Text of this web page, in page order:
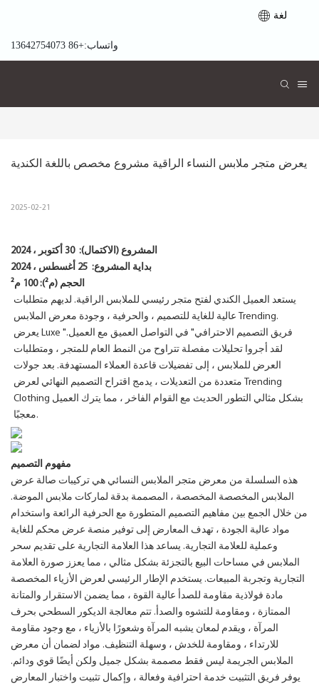
لغة
واتساب:+86 13642754073
يعرض متجر ملابس النساء الراقية مشروع مخصص باللغة الكندية
2025-02-21
المشروع (الاكتمال): 30 أكتوبر ، 2024
بداية المشروع:
الحجم (م²): 100 م²
يستعد العميل الكندي لفتح متجر رئيسي للملابس الراقية. لديهم متطلبات
عالية للغاية للتصميم ، والحرفية ، وجودة معرض الملابس Trending.
يعرض Luxe "فريق التصميم الاحترافي" في التواصل العميق مع العميل.
لقد أجروا تحليلات مفصلة تتراوح من النمط العام للمتجر ، ومتطلبات
العرض للملابس ، إلى تفضيلات قاعدة العملاء المستهدفة. بعد جولات
متعددة من التعديلات ، يدمج اقتراح التصميم النهائي لعرض Trending
Clothing بشكل مثالي التطور الحديث مع القوام الفاخر ، مما يترك العميل
معجبًا.
مفهوم التصميم
هذه السلسلة من معرض متجر الملابس النسائي هي تركيبات صالة عرض
الملابس المخصصة المخصصة ، المصممة بدقة لماركات ملابس الموضة.
من خلال الجمع بين مفاهيم التصميم المتطورة مع الحرفية الرائعة واستخدام
مواد عالية الجودة ، تهدف المعارض إلى توفير منصة عرض محكم للغاية
وعملية للعلامة التجارية. يساعد هذا العلامة التجارية على تقديم سحر
الملابس في مساحات البيع بالتجزئة بشكل مثالي ، مما يعزز صورة العلامة
التجارية وتجربة المبيعات. يستخدم الإطار الرئيسي لعرض الأزياء المخصصة
مادة فولاذية مقاومة للصدأ عالية القوة ، مما يضمن الاستقرار والمتانة
الممتازة ، ومقاومة للتشوه والصدأ. تتم معالجة الديكور السطحي بحرف
المرآة ، ويقدم لمعان يشبه المرآة وشعورًا بالأزياء ، مع وجود مقاومة
للارتداء ، ومقاومة للخدش ، وسهلة التنظيف. مواد لضمان أن معرض
الملابس الجريمة ليس فقط مصممة بشكل جميل ولكن أيضًا قوي ودائم.
يوفر فريق التثبيت خدمة احترافية وفعالة ، وإكمال تثبيت واختبار المعارض